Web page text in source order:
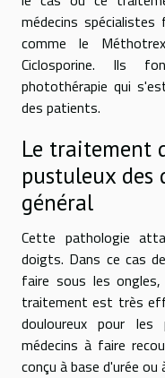
médecins
comme le
Ciclosporine. Ils
photothérapie qui
des patients.
Le traitement
pustuleux des
général
Cette pathologie
doigts. Dans ce cas
faire sous les
traitement est très
douloureux pour
médecins à faire
conçu à base d'urée